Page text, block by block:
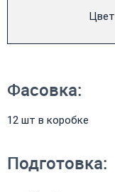
Цвет
Фасовка:
12 шт в коробке
Подготовка: